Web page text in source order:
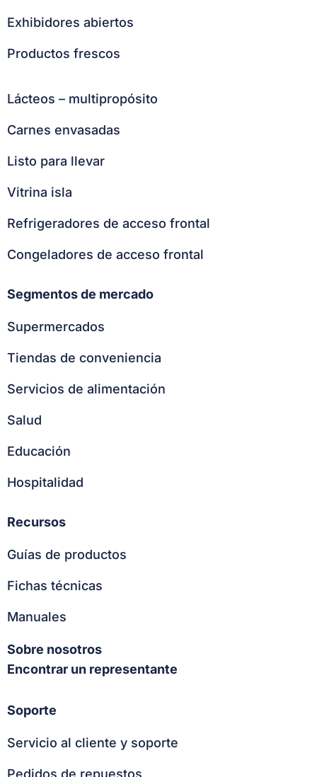
Exhibidores abiertos
Productos frescos
Lácteos – multipropósito
Carnes envasadas
Listo para llevar
Vitrina isla
Refrigeradores de acceso frontal
Congeladores de acceso frontal
Segmentos de mercado
Supermercados
Tiendas de conveniencia
Servicios de alimentación
Salud
Educación
Hospitalidad
Recursos
Guías de productos
Fichas técnicas
Manuales
Sobre nosotros
Encontrar un representante
Soporte
Servicio al cliente y soporte
Pedidos de repuestos